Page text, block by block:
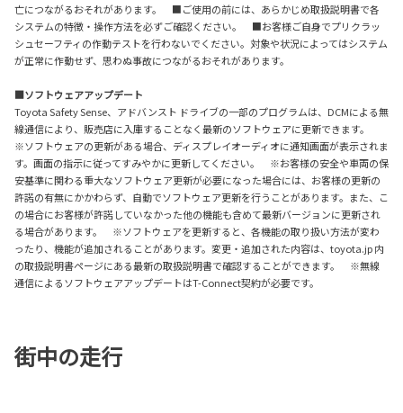
亡につながるおそれがあります。 ■ご使用の前には、あらかじめ取扱説明書で各
システムの特徴・操作方法を必ずご確認ください。 ■お客様ご自身でプリクラッ
シュセーフティの作動テストを行わないでください。対象や状況によってはシステム
が正常に作動せず、思わぬ事故につながるおそれがあります。
■ソフトウェアアップデート
Toyota Safety Sense、アドバンスト ドライブの一部のプログラムは、DCMによる無
線通信により、販売店に入庫することなく最新のソフトウェアに更新できます。
※ソフトウェアの更新がある場合、ディスプレイオーディオに通知画面が表示されま
す。画面の指示に従ってすみやかに更新してください。 ※お客様の安全や車両の保
安基準に関わる重大なソフトウェア更新が必要になった場合には、お客様の更新の
許諾の有無にかかわらず、自動でソフトウェア更新を行うことがあります。また、こ
の場合にお客様が許諾していなかった他の機能も含めて最新バージョンに更新され
る場合があります。 ※ソフトウェアを更新すると、各機能の取り扱い方法が変わ
ったり、機能が追加されることがあります。変更・追加された内容は、toyota.jp 内
の取扱説明書ページにある最新の取扱説明書で確認することができます。 ※無線
通信によるソフトウェアアップデートはT-Connect契約が必要です。
街中の走行